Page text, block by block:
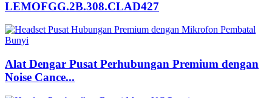
LEMOFGG.2B.308.CLAD427
Alat Dengar Pusat Perhubungan Premium dengan
Noise Cance...